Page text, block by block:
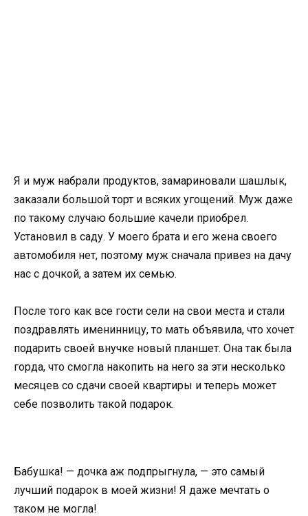
Я и муж набрали продуктов, замариновали шашлык,
заказали большой торт и всяких угощений. Муж даже
по такому случаю большие качели приобрел.
Установил в саду. У моего брата и его жена своего
автомобиля нет, поэтому муж сначала привез на дачу
нас с дочкой, а затем их семью.
После того как все гости сели на свои места и стали
поздравлять именинницу, то мать объявила, что хочет
подарить своей внучке новый планшет. Она так была
горда, что смогла накопить на него за эти несколько
месяцев со сдачи своей квартиры и теперь может
себе позволить такой подарок.
Бабушка! — дочка аж подпрыгнула, — это самый
лучший подарок в моей жизни! Я даже мечтать о
таком не могла!